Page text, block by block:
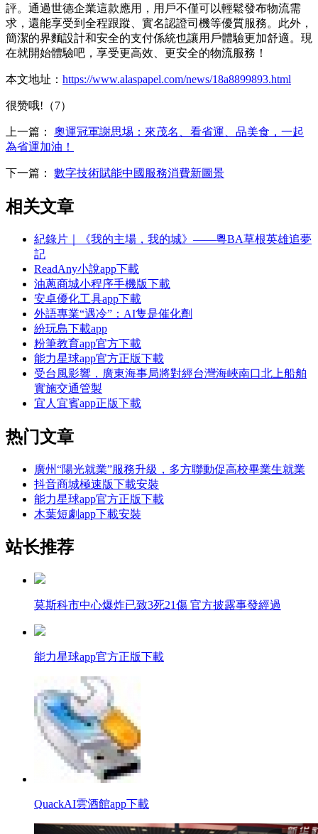
評。通過世德企業這款應用，用戶不僅可以輕鬆發布物流需
求，還能享受到全程跟蹤、實名認證司機等優質服務。此外，
簡潔的界麵設計和安全的支付係統也讓用戶體驗更加舒適。現
在就開始體驗吧，享受更高效、更安全的物流服務！
本文地址： https://www.alaspapel.com/news/18a8899893.html
很赞哦!（7）
上一篇： 奧運冠軍謝思埸：來茂名、看省運、品美食，一起
為省運加油！
下一篇： 數字技術賦能中國服務消費新圖景
相关文章
紀錄片｜《我的主場，我的城》——粵BA草根英雄追夢
記
ReadAny小說app下載
油蔥商城小程序手機版下載
安卓優化工具app下載
外語專業“遇冷”：AI隻是催化劑
紛玩島下載app
粉筆教育app官方下載
能力星球app官方正版下載
受台風影響，廣東海事局將對經台灣海峽南口北上船舶
實施交通管製
宜人宜賓app正版下載
热门文章
廣州“陽光就業”服務升級，多方聯動促高校畢業生就業
抖音商城極速版下載安裝
能力星球app官方正版下載
木葉短劇app下載安裝
站长推荐
莫斯科市中心爆炸已致3死21傷 官方披露事發經過
能力星球app官方正版下載
QuackAI雲酒館app下載